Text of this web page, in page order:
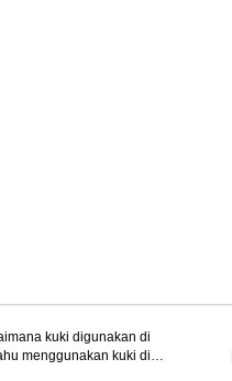
Pelanggan
kuki digunakan di
menggunakan kuki di